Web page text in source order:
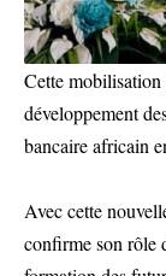
Cette mobilisation
développement
bancaire africain
Avec cette
confirme son rôle